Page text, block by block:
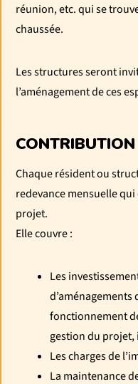
réunion, etc. qui se
chaussée.
Les structures seront
l’aménagement de ces
Chaque résident ou
redevance mensuelle
projet.
Elle couvre :
Les
d’aménagements
fonctionnement
gestion du
Les charges de
La maintenance